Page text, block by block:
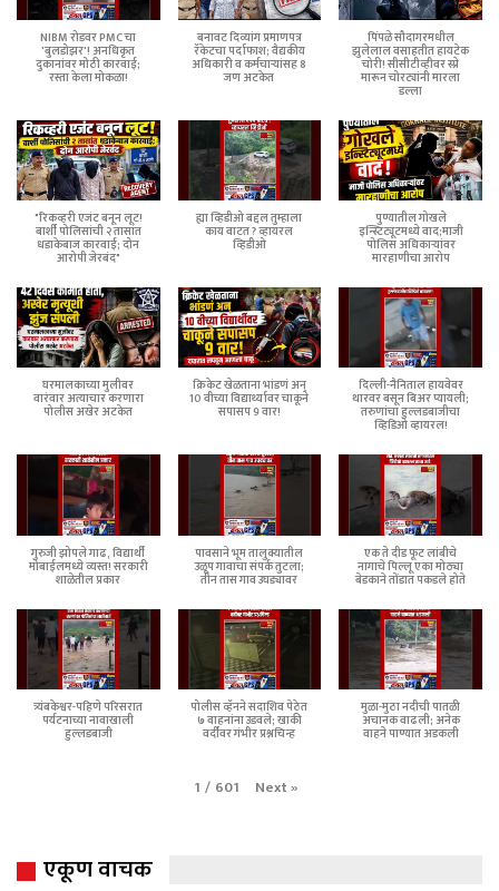
NIBM रोडवर PMC चा
'बुलडोझर'! अनधिकृत
दुकानांवर मोठी कारवाई;
रस्ता केला मोकळा!
बनावट दिव्यांग प्रमाणपत्र
रॅकेटचा पर्दाफाश; वैद्यकीय
अधिकारी व कर्मचाऱ्यांसह 8
जण अटकेत
पिंपळे सौदागरमधील
झुलेलाल वसाहतीत हायटेक
चोरी! सीसीटीव्हीवर स्प्रे
मारून चोरट्यांनी मारला
डल्ला
"रिकव्हरी एजंट बनून लूट!
बार्शी पोलिसांची २ तासांत
धडाकेबाज कारवाई; दोन
आरोपी जेरबंद"
ह्या व्हिडीओ बद्दल तुम्हाला
काय वाटत ? व्हायरल
व्हिडीओ
पुण्यातील गोखले
इन्स्टिट्यूटमध्ये वाद;माजी
पोलिस अधिकाऱ्यांवर
मारहाणीचा आरोप
घरमालकाच्या मुलीवर
वारंवार अत्याचार करणारा
पोलीस अखेर अटकेत
क्रिकेट खेळताना भांडणं अन्
10 वीच्या विद्यार्थ्यावर चाकूने
सपासप 9 वार!
दिल्ली-नैनिताल हायवेवर
थारवर बसून बिअर प्यायली;
तरुणांचा हुल्लडबाजीचा
व्हिडिओ व्हायरल!
गुरुजी झोपले गाढ, विद्यार्थी
मोबाईलमध्ये व्यस्त! सरकारी
शाळेतील प्रकार
पावसाने भूम तालुक्यातील
उळूप गावाचा संपर्क तुटला;
तीन तास गाव उघड्यावर
एक ते दीड फूट लांबीचे
नागाचे पिल्लू एका मोठ्या
बेडकाने तोंडात पकडले होते
त्र्यंबकेश्वर-पहिणे परिसरात
पर्यटनाच्या नावाखाली
हुल्लडबाजी
पोलीस व्हॅनने सदाशिव पेठेत
७ वाहनांना उडवले; खाकी
वर्दीवर गंभीर प्रश्नचिन्ह
मुळा-मुठा नदीची पातळी
अचानक वाढली; अनेक
वाहने पाण्यात अडकली
1 / 601 Next»
एकूण वाचक